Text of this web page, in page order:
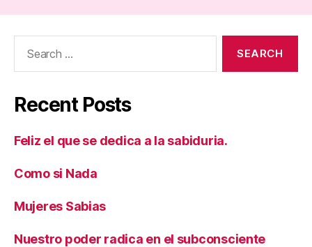
Recent Posts
Feliz el que se dedica a la sabiduria.
Como si Nada
Mujeres Sabias
Nuestro poder radica en el subconsciente